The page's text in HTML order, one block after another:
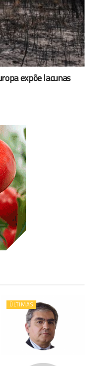
expõe lacunas
ÚLTIMAS